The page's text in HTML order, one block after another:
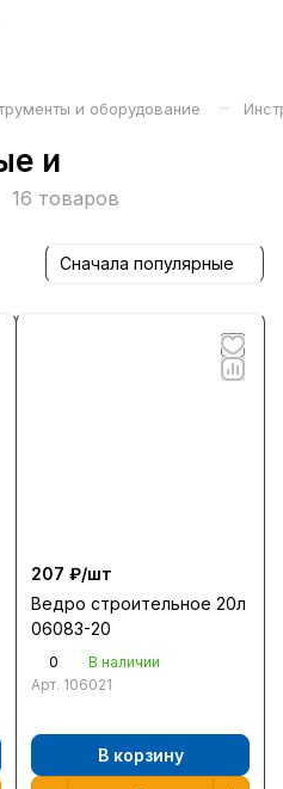
и оборудование –
и
16 товаров
Сначала популярные
207 ₽/шт
Ведро строительное 20л
06083-20
0
В наличии
Арт. 106021
В корзину